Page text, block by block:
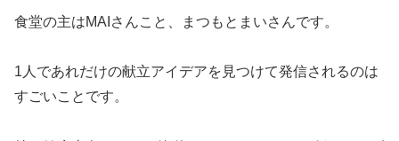
食堂の主はMAIさんこと、まつもとまいさんです。
1人であれだけの献立アイデアを見つけて発信されるのは
すごいことです。